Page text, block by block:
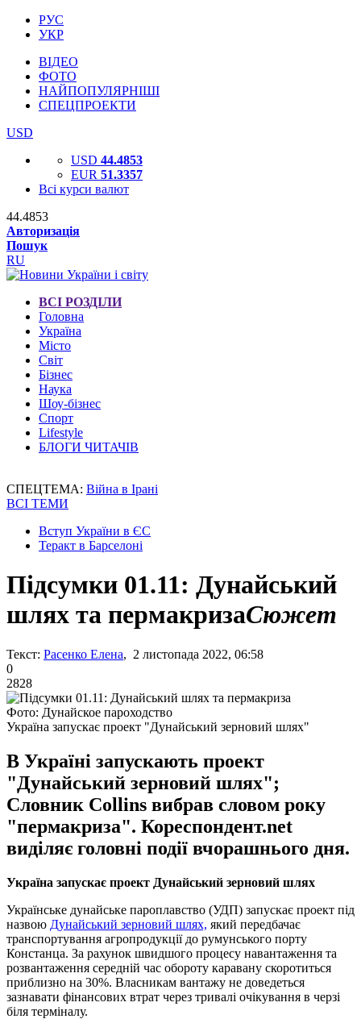
РУС
УКР
ВІДЕО
ФОТО
НАЙПОПУЛЯРНІШІ
СПЕЦПРОЕКТИ
USD
USD 44.4853
EUR 51.3357
Всі курси валют
44.4853
Авторизація
Пошук
RU
ВСІ РОЗДІЛИ
Головна
Україна
Місто
Світ
Бізнес
Наука
Шоу-бізнес
Спорт
Lifestyle
БЛОГИ ЧИТАЧІВ
СПЕЦТЕМА: Війна в Ірані
ВСІ ТЕМИ
Вступ України в ЄС
Теракт в Барселоні
Підсумки 01.11: Дунайський
шлях та пермакризаСюжет
Текст: Расенко Елена, 2 листопада 2022, 06:58
0
2828
Фото: Дунайское пароходство
Україна запускає проект "Дунайський зерновий шлях"
В Україні запускають проект
"Дунайський зерновий шлях";
Словник Collins вибрав словом року
"пермакриза". Кореспондент.net
виділяє головні події вчорашнього дня.
Україна запускає проект Дунайський зерновий шлях
Українське дунайське пароплавство (УДП) запускає проект під
назвою Дунайський зерновий шлях, який передбачає
транспортування агропродукції до румунського порту
Констанца. За рахунок швидшого процесу навантаження та
розвантаження середній час обороту каравану скоротиться
приблизно на 30%. Власникам вантажу не доведеться
зазнавати фінансових втрат через тривалі очікування в черзі
біля терміналу.